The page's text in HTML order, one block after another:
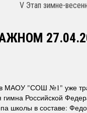
V Этап зимне-
МАОУ "СОШ №1" уже
гимна Российской
школы в составе: